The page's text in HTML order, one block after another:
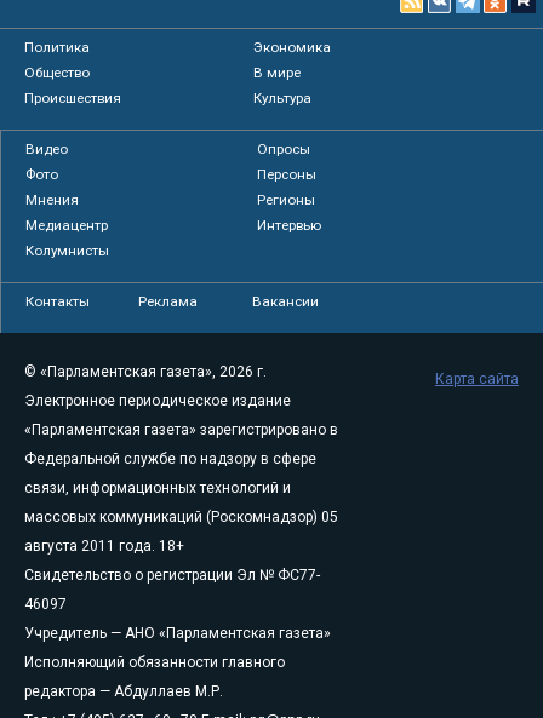
Политика
Экономика
Общество
В мире
Происшествия
Культура
Видео
Опросы
Фото
Персоны
Мнения
Регионы
Медиацентр
Интервью
Колумнисты
Контакты Реклама Вакансии
© «Парламентская газета», 2026 г.
Электронное периодическое издание
«Парламентская газета» зарегистрировано в
Федеральной службе по надзору в сфере
связи, информационных технологий и
массовых коммуникаций (Роскомнадзор) 05
августа 2011 года. 18+
Свидетельство о регистрации Эл № ФС77-
46097
Учредитель — АНО «Парламентская газета»
Исполняющий обязанности главного
редактора — Абдуллаев М.Р.
Карта сайта